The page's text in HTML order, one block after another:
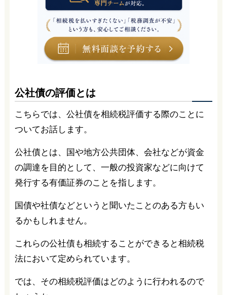
公社債の評価とは
こちらでは、公社債を相続税評価する際のことに
ついてお話します。
公社債とは、国や地方公共団体、会社などが資金
の調達を目的として、一般の投資家などに向けて
発行する有価証券のことを指します。
国債や社債などというと聞いたことのある方もい
るかもしれません。
これらの公社債も相続することができると相続税
法において定められています。
では、その相続税評価はどのように行われるので